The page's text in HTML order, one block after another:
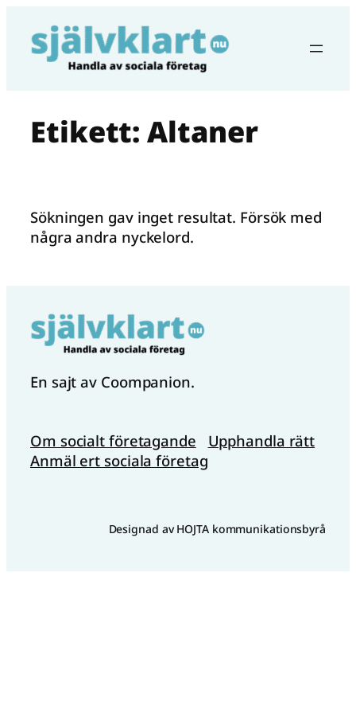
innehåll
Etikett:Altaner
Sökningen gav inget resultat. Försök med
några andra nyckelord.
En sajt av Coompanion.
Om socialt företagande
Anmäl ert sociala företag
Upphandla rätt
Designad av HOJTA kommunikationsbyrå